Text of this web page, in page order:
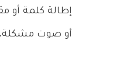
إطالة كلمة أو
أو صوت مشكلة.